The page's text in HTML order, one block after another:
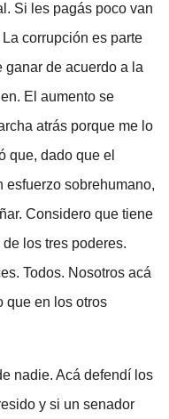
Si les pagás poco van
corrupción es parte
ganar de acuerdo a la
El aumento se
atrás porque me lo
que, dado que el
esfuerzo sobrehumano,
Considero que tiene
los tres poderes.
Todos. Nosotros acá
que en los otros
nadie. Acá defendí los
y si un senador